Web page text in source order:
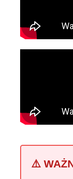
⚠️